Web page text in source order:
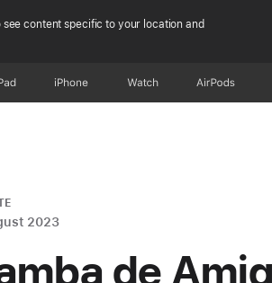
content specific to your location and
iPhone Watch AirPods
2023
de